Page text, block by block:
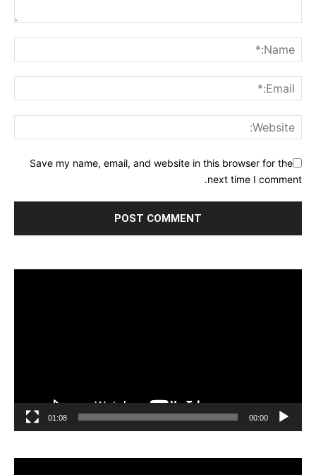
Save my name, email, and website in this browser for the
next time I comment.
00:00
01:08